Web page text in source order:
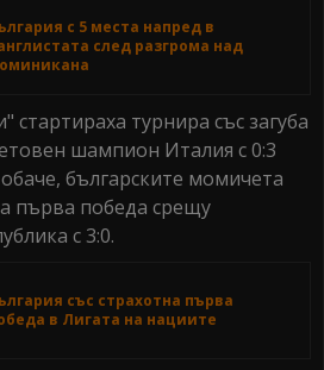
с 5 места напред в
след разгрома над
стартираха турнира със загуба
шампион Италия с 0:3
българските момичета
първа победа срещу
с 3:0.
със страхотна първа
в Лигата на нациите